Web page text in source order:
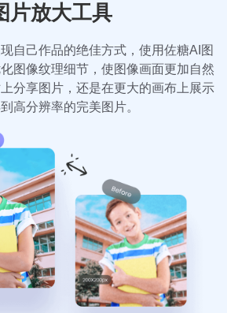
片放大工具
自己作品的绝佳方式，使用佐糖AI图
图像纹理细节，使图像画面更加自然
分享图片，还是在更大的画布上展示
高分辨率的完美图片。